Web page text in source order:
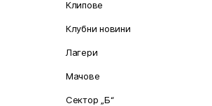
Клипове
Клубни новини
Лагери
Мачове
Сектор „Б“